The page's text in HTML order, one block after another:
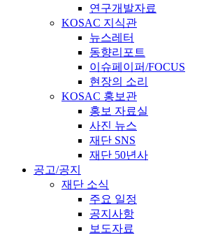
연구개발자료
KOSAC 지식관
뉴스레터
동향리포트
이슈페이퍼/FOCUS
현장의 소리
KOSAC 홍보관
홍보 자료실
사진 뉴스
재단 SNS
재단 50년사
공고/공지
재단 소식
주요 일정
공지사항
보도자료